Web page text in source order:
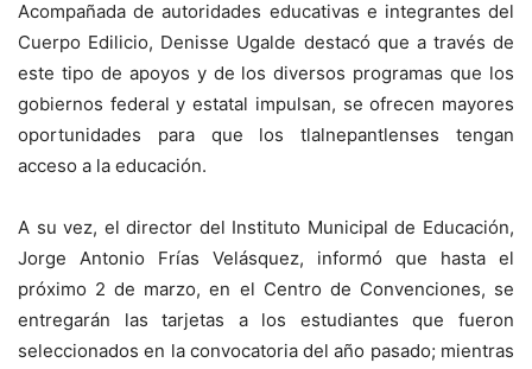
Acompañada de autoridades educativas e integrantes del
Cuerpo Edilicio, Denisse Ugalde destacó que a través de
este tipo de apoyos y de los diversos programas que los
gobiernos federal y estatal impulsan, se ofrecen mayores
oportunidades para que los tlalnepantlenses tengan
acceso a la educación.
A su vez, el director del Instituto Municipal de Educación,
Jorge Antonio Frías Velásquez, informó que hasta el
próximo 2 de marzo, en el Centro de Convenciones, se
entregarán las tarjetas a los estudiantes que fueron
seleccionados en la convocatoria del año pasado; mientras